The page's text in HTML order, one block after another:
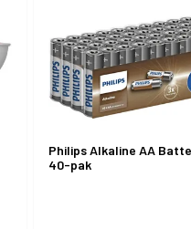
Philips Alkaline AA
40-pak